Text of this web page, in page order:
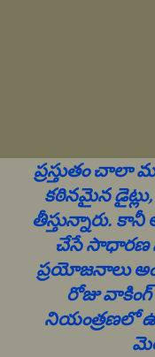
ప్రస్తుతం చాలా
కఠినమైన
తీస్తున్నారు.
చేసే సాధారణ
ప్రయోజనాలు
రోజు వాకింగ్
నియంత్రణలో